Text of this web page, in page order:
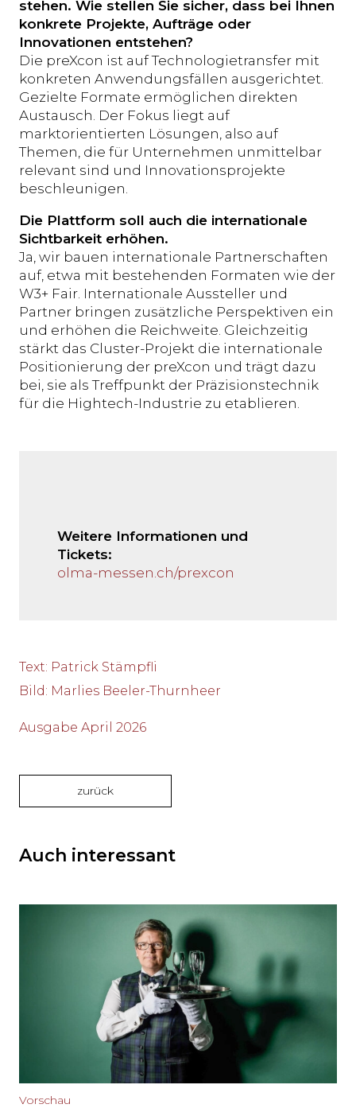
stehen. Wie stellen Sie sicher, dass bei Ihnen
konkrete Projekte, Aufträge oder
Innovationen entstehen?
Die preXcon ist auf Technologietransfer mit
konkreten Anwendungsfällen ausgerichtet.
Gezielte Formate ermöglichen direkten
Austausch. Der Fokus liegt auf
marktorientierten Lösungen, also auf
Themen, die für Unternehmen unmittelbar
relevant sind und Innovationsprojekte
beschleunigen.
Die Plattform soll auch die internationale
Sichtbarkeit erhöhen.
Ja, wir bauen internationale Partnerschaften
auf, etwa mit bestehenden Formaten wie der
W3+ Fair. Internationale Aussteller und
Partner bringen zusätzliche Perspektiven ein
und erhöhen die Reichweite. Gleichzeitig
stärkt das Cluster-Projekt die internationale
Positionierung der preXcon und trägt dazu
bei, sie als Treffpunkt der Präzisionstechnik
für die Hightech-Industrie zu etablieren.
Weitere Informationen und
Tickets:
olma-messen.ch/prexcon
Text: Patrick Stämpfli
Bild: Marlies Beeler-Thurnheer
Ausgabe April 2026
zurück
Auch interessant
Vorschau